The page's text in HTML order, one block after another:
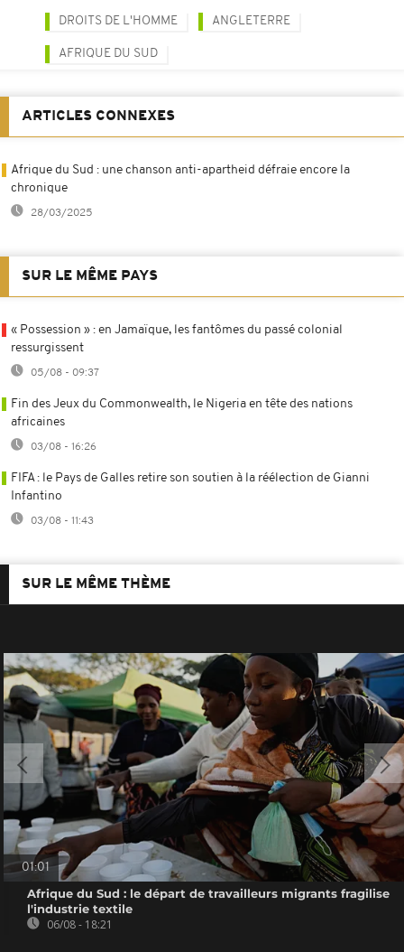
DROITS DE L'HOMME ANGLETERRE
AFRIQUE DU SUD
ARTICLES CONNEXES
Afrique du Sud : une chanson anti-apartheid défraie encore la
chronique
28/03/2025
SUR LE MÊME PAYS
« Possession » : en Jamaïque, les fantômes du passé colonial
ressurgissent
05/08 - 09:37
Fin des Jeux du Commonwealth, le Nigeria en tête des nations
africaines
03/08 - 16:26
FIFA : le Pays de Galles retire son soutien à la réélection de Gianni
Infantino
03/08 - 11:43
SUR LE MÊME THÈME
01:01
Afrique du Sud : le départ de travailleurs migrants fragilise
l'industrie textile
06/08 - 18:21